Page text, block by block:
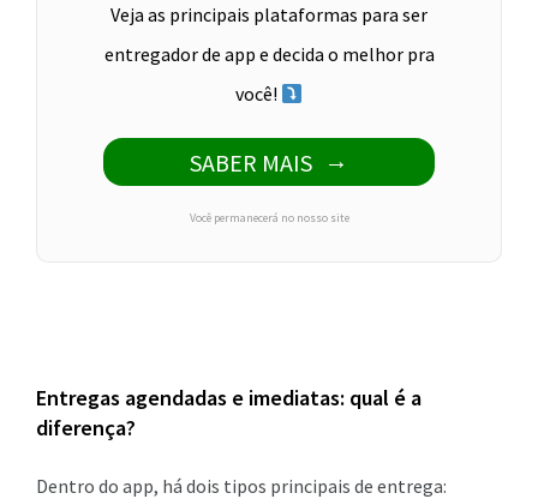
Veja as principais plataformas para ser
entregador de app e decida o melhor pra
você!
SABER MAIS
Você permanecerá no nosso site
Entregas agendadas e imediatas: qual é a
diferença?
Dentro do app, há dois tipos principais de entrega: